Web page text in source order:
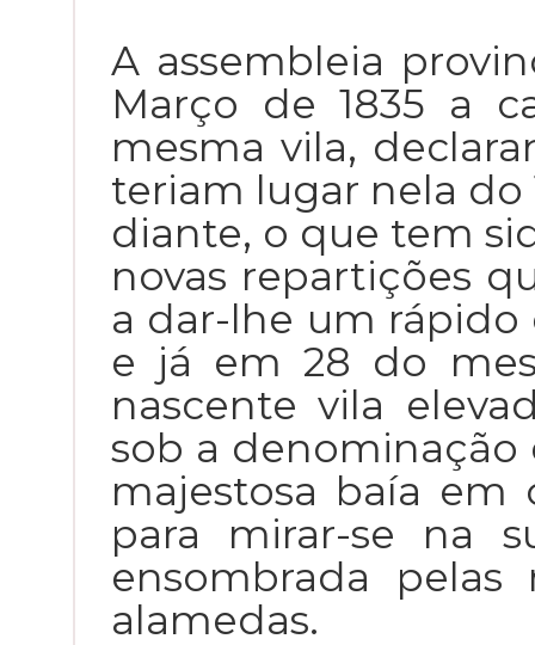
A assembleia
Março de 1835 a
mesma vila,
teriam lugar nela do
diante, o que tem
novas repartições
a dar-lhe um
e já em 28 do
nascente vila
sob a denominação
majestosa baía em
para mirar-se na
ensombrada pelas
alamedas.